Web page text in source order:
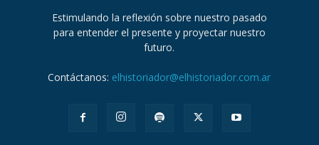
Estimulando la reflexión sobre nuestro pasado
para entender el presente y proyectar nuestro
futuro.
Contáctanos: elhistoriador@elhistoriador.com.ar